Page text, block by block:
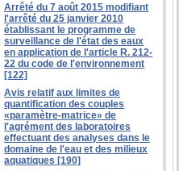
Arrêté du 7 août 2015 modifiant
l'arrêté du 25 janvier 2010
établissant le programme de
surveillance de l'état des eaux
en application de l'article R. 212-
22 du code de l'environnement
[122]
Avis relatif aux limites de
quantification des couples
«paramètre-matrice» de
l'agrément des laboratoires
effectuant des analyses dans le
domaine de l'eau et des milieux
aquatiques [190]